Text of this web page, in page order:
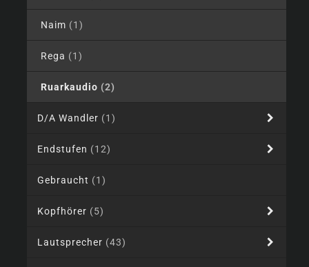
Naim (1)
Rega (1)
Ruarkaudio (2)
D/A Wandler (1)
Endstufen (12)
Gebraucht (1)
Kopfhörer (5)
Lautsprecher (43)